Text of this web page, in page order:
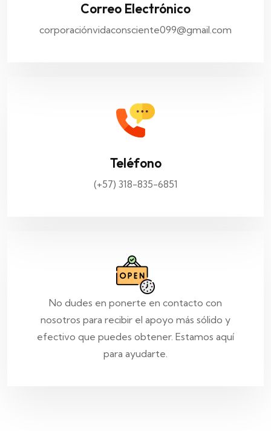
Correo Electrónico
corporaciónvidaconsciente099@gmail.com
Teléfono
(+57) 318-835-6851
No dudes en ponerte en contacto con
nosotros para recibir el apoyo más sólido y
efectivo que puedes obtener. Estamos aquí
para ayudarte.